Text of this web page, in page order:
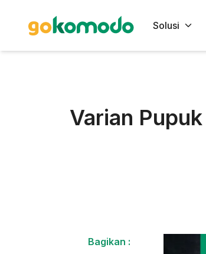
Solusi
Varian
Bagikan :